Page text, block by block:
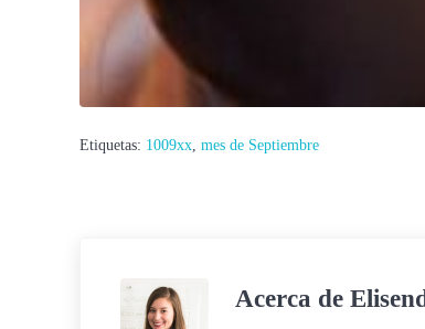
Etiquetas: 1009xx, mes de Septiembre
Acerca de